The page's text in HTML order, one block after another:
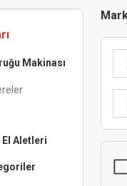
Makinası
Aletleri